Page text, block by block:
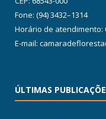
Fone: (94) 3432–1314
Horário de atendimento:
E-mail:
ÚLTIMAS